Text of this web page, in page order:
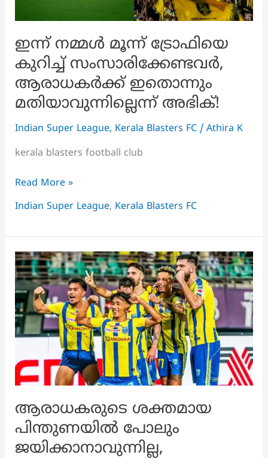
ഇന്ന് നമ്മൾ മൂന്ന് ട്രോഫിയെ
കുറിച്ച് സംസാരിക്കേണ്ടവർ,
ആരാധകർക്ക് ഇതൊന്നും
മതിയാവുന്നില്ലെന്ന് അഭിക്!
Indian Super League, Kerala Blasters FC/ Athira K
kerala blasters football club
ഇന്ന്
മൂന്ന്
സംസാരിക്കേണ്ടവർ,
ആരാധകർക്ക്
ഇതൊന്നും
മതിയാവുന്നില്ലെന്ന്
അഭിക്!
Read More »
Indian Super League, Kerala Blasters FC
ആരാധകരുടെ ശക്തമായ
പിന്തുണയിൽ പോലും
ജയിക്കാനാവുന്നില്ല,